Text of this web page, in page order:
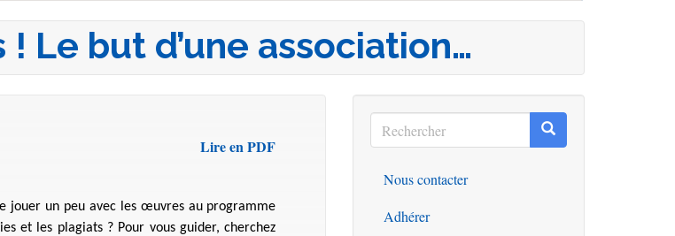
Le but d’une association…
Lire en PDF
jouer un peu avec les œuvres au programme
et les plagiats ? Pour vous guider, cherchez
Rechercher
Rechercher Rechercher
Outils
Nous contacter
Adhérer